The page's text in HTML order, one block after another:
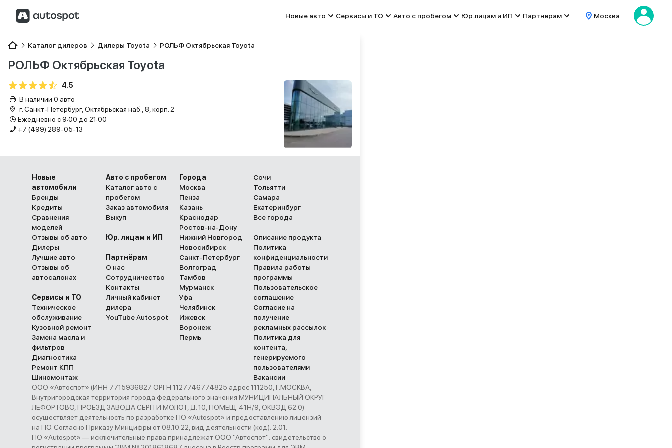
Новые авто Сервисы и ТО Авто с пробегом Юр.лицам и ИП Партнерам Москва
Каталог дилеров Дилеры Toyota РОЛЬФ Октябрьская Toyota
РОЛЬФ Октябрьская Toyota
4.5
В наличии 0 авто
г. Санкт-Петербург, Октябрьская наб., 8, корп. 2
Ежедневно с 9:00 до 21:00
+7 (499) 289-05-13
Новые
автомобили
Бренды
Кредиты
Сравнения
моделей
Отзывы об авто
Дилеры
Лучшие авто
Отзывы об
автосалонах
Сервисы и ТО
Техническое
обслуживание
Кузовной ремонт
Замена масла и
фильтров
Диагностика
Ремонт КПП
Шиномонтаж
Авто с пробегом
Каталог авто с
пробегом
Заказ автомобиля
Выкуп
Юр. лицам и ИП
Партнёрам
О нас
Сотрудничество
Контакты
Личный кабинет
дилера
YouTube Autospot
Города
Москва
Пенза
Казань
Краснодар
Ростов-на-Дону
Нижний Новгород
Новосибирск
Санкт-Петербург
Волгоград
Тамбов
Мурманск
Уфа
Челябинск
Ижевск
Воронеж
Пермь
Сочи
Тольятти
Самара
Екатеринбург
Все города
Описание продукта
Политика
конфиденциальности
Правила работы
программы
Пользовательское
соглашение
Согласие на
получение
рекламных рассылок
Политика для
контента,
генерируемого
пользователями
Вакансии
ООО «Автоспот» (ИНН 7715936827 ОРГН 1127746774825 адрес 111250, Г.МОСКВА,
Внутригородская территория города федерального значения МУНИЦИПАЛЬНЫЙ ОКРУГ
ЛЕФОРТОВО, ПРОЕЗД ЗАВОДА СЕРП И МОЛОТ, Д. 10, ПОМЕЩ. 41Н/9, ОКВЭД 62.0)
осуществляет деятельность по разработке ПО «Autospot» и предоставлению лицензий
на ПО. Согласно Приказу Минцифры от 08.10.22, вид деятельности (код): 2.01.
ПО «Autospot» — исключительные права принадлежат ООО "Автоспот": свидетельство о